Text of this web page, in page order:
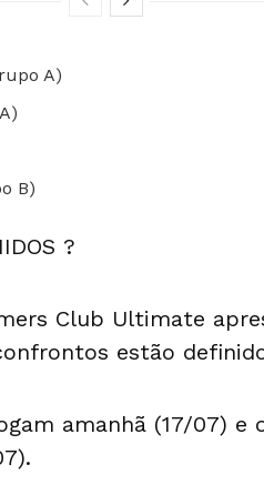
A)
B)
?
Club Ultimate
estão
amanhã (17/07) e